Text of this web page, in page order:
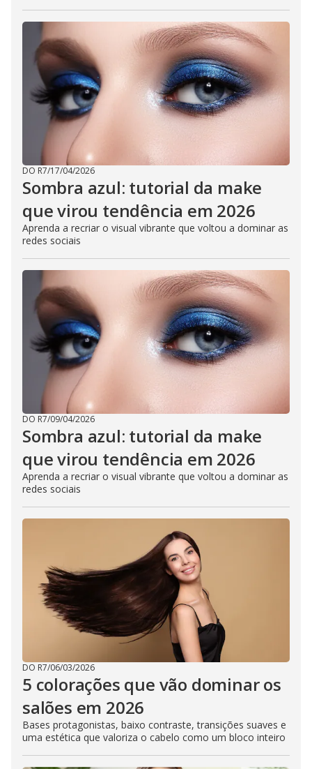
DO R7/17/04/2026
Sombra azul: tutorial da make
que virou tendência em 2026
Aprenda a recriar o visual vibrante que voltou a dominar as
redes sociais
DO R7/09/04/2026
Sombra azul: tutorial da make
que virou tendência em 2026
Aprenda a recriar o visual vibrante que voltou a dominar as
redes sociais
DO R7/06/03/2026
5 colorações que vão dominar os
salões em 2026
Bases protagonistas, baixo contraste, transições suaves e
uma estética que valoriza o cabelo como um bloco inteiro